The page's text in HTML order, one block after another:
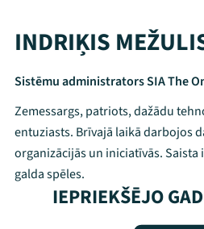
Mana
INDRIĶIS
Sistēmu administrators SIA The
Zemessargs, patriots, dažādu
entuziasts. Brīvajā laikā darbojos
organizācijās un iniciatīvās.
galda spēles.
IEPRIEKŠĒJO